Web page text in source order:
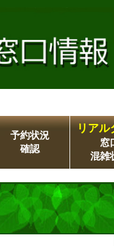
予約状況
確認
リアル
窓
混雑